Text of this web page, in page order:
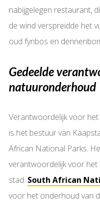
nabijgelegen restaurant,
de wind verspreidde het
oud fynbos en
Gedeelde
natuuronderhoud
Verantwoordelijk voor
is het bestuur van
African National Parks.
verantwoordelijk voor
stad. South African
voor het onderhoud van